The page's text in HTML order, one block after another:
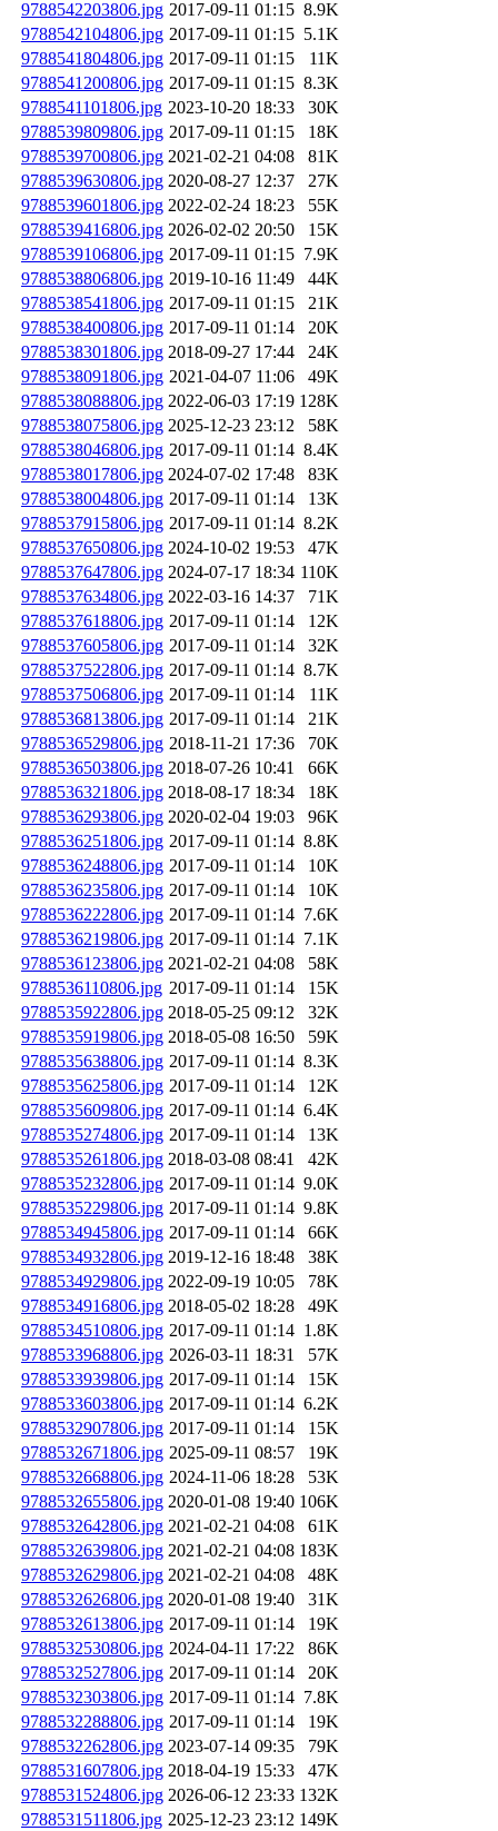
9788542203806.jpg 2017-09-11 01:15 8.9K
9788542104806.jpg 2017-09-11 01:15 5.1K
9788541804806.jpg 2017-09-11 01:15
11K
9788541200806.jpg 2017-09-11 01:15 8.3K
9788541101806.jpg 2023-10-20 18:33
30K
9788539809806.jpg 2017-09-11 01:15
18K
9788539700806.jpg 2021-02-21 04:08
81K
9788539630806.jpg 2020-08-27 12:37
27K
9788539601806.jpg 2022-02-24 18:23
55K
9788539416806.jpg 2026-02-02 20:50
15K
9788539106806.jpg 2017-09-11 01:15 7.9K
9788538806806.jpg 2019-10-16 11:49
44K
9788538541806.jpg 2017-09-11 01:15
21K
9788538400806.jpg 2017-09-11 01:14
20K
9788538301806.jpg 2018-09-27 17:44
24K
9788538091806.jpg 2021-04-07 11:06
49K
9788538088806.jpg 2022-06-03 17:19 128K
9788538075806.jpg 2025-12-23 23:12
58K
9788538046806.jpg 2017-09-11 01:14 8.4K
9788538017806.jpg 2024-07-02 17:48
83K
9788538004806.jpg 2017-09-11 01:14
13K
9788537915806.jpg 2017-09-11 01:14 8.2K
9788537650806.jpg 2024-10-02 19:53
47K
9788537647806.jpg 2024-07-17 18:34 110K
9788537634806.jpg 2022-03-16 14:37
71K
9788537618806.jpg 2017-09-11 01:14
12K
9788537605806.jpg 2017-09-11 01:14
32K
9788537522806.jpg 2017-09-11 01:14 8.7K
9788537506806.jpg 2017-09-11 01:14
11K
9788536813806.jpg 2017-09-11 01:14
21K
9788536529806.jpg 2018-11-21 17:36
70K
9788536503806.jpg 2018-07-26 10:41
66K
9788536321806.jpg 2018-08-17 18:34
18K
9788536293806.jpg 2020-02-04 19:03
96K
9788536251806.jpg 2017-09-11 01:14 8.8K
9788536248806.jpg 2017-09-11 01:14
10K
9788536235806.jpg 2017-09-11 01:14
10K
9788536222806.jpg 2017-09-11 01:14 7.6K
9788536219806.jpg 2017-09-11 01:14 7.1K
9788536123806.jpg 2021-02-21 04:08
58K
9788536110806.jpg 2017-09-11 01:14
15K
9788535922806.jpg 2018-05-25 09:12
32K
9788535919806.jpg 2018-05-08 16:50
59K
9788535638806.jpg 2017-09-11 01:14 8.3K
9788535625806.jpg 2017-09-11 01:14
12K
9788535609806.jpg 2017-09-11 01:14 6.4K
9788535274806.jpg 2017-09-11 01:14
13K
9788535261806.jpg 2018-03-08 08:41
42K
9788535232806.jpg 2017-09-11 01:14 9.0K
9788535229806.jpg 2017-09-11 01:14 9.8K
9788534945806.jpg 2017-09-11 01:14
66K
9788534932806.jpg 2019-12-16 18:48
38K
9788534929806.jpg 2022-09-19 10:05
78K
9788534916806.jpg 2018-05-02 18:28
49K
9788534510806.jpg 2017-09-11 01:14 1.8K
9788533968806.jpg 2026-03-11 18:31
57K
9788533939806.jpg 2017-09-11 01:14
15K
9788533603806.jpg 2017-09-11 01:14 6.2K
9788532907806.jpg 2017-09-11 01:14
15K
9788532671806.jpg 2025-09-11 08:57
19K
9788532668806.jpg 2024-11-06 18:28
53K
9788532655806.jpg 2020-01-08 19:40 106K
9788532642806.jpg 2021-02-21 04:08
61K
9788532639806.jpg 2021-02-21 04:08 183K
9788532629806.jpg 2021-02-21 04:08
48K
9788532626806.jpg 2020-01-08 19:40
31K
9788532613806.jpg 2017-09-11 01:14
19K
9788532530806.jpg 2024-04-11 17:22
86K
9788532527806.jpg 2017-09-11 01:14
20K
9788532303806.jpg 2017-09-11 01:14 7.8K
9788532288806.jpg 2017-09-11 01:14
19K
9788532262806.jpg 2023-07-14 09:35
79K
9788531607806.jpg 2018-04-19 15:33
47K
9788531524806.jpg 2026-06-12 23:33 132K
9788531511806.jpg 2025-12-23 23:12 149K